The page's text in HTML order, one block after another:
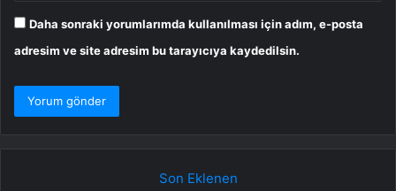
Daha sonraki yorumlarımda kullanılması için adım, e-posta
adresim ve site adresim bu tarayıcıya kaydedilsin.
Son Eklenen